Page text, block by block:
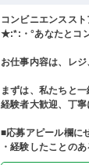
コンビニエンススト
★:*:・°あなたとコ
お仕事内容は、レ
まずは、私たちと
経験者大歓迎、丁寧
■応募アピール欄に
・経験したことの